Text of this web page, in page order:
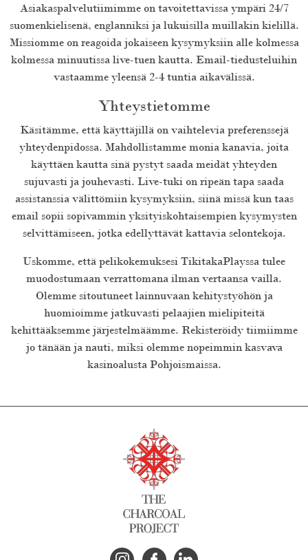
Asiakaspalvelutiimimme on tavoitettavissa ympäri 24/7
suomenkielisenä, englanniksi ja lukuisilla muillakin kielillä.
Missiomme on reagoida jokaiseen kysymyksiin alle kolmessa
kolmessa minuutissa live-tuen kautta. Email-tiedusteluihin
vastaamme yleensä 2-4 tuntia aikavälissä.
Yhteystietomme
Käsitämme, että käyttäjillä on vaihtelevia preferenssejä
yhteydenpidossa. Mahdollistamme monia kanavia, joita
käyttäen kautta sinä pystyt saada meidät yhteyden
sujuvasti ja jouhevasti. Live-tuki on ripeän tapa saada
assistanssia välittömiin kysymyksiin, siinä missä kun taas
email sopii sopivammin yksityiskohtaisempien kysymysten
selvittämiseen, jotka edellyttävät kattavia selontekoja.
Uskomme, että pelikokemuksesi TikitakaPlayssa tulee
muodostumaan verrattomana ilman vertaansa vailla.
Olemme sitoutuneet lainnuvaan kehitystyöhön ja
huomioimme jatkuvasti pelaajien mielipiteitä
kehittääksemme järjestelmäämme. Rekisteröidy tiimiimme
jo tänään ja nauti, miksi olemme nopeimmin kasvava
kasinoalusta Pohjoismaissa.